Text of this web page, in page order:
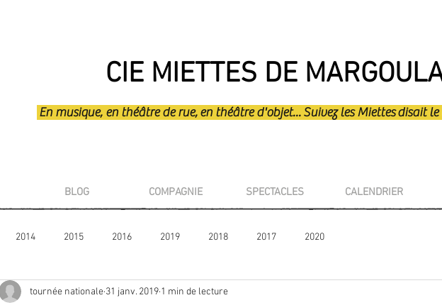
En musique, en théâtre de rue, en théâtre d'objet... Suivez les Miettes disait
CIE MIETTES DE
BLOG COMPAGNIE SPECTACLES CALENDRIER
2014 2015 2016 2019 2018 2017 2020
tournée nationale 31 janv. 2019 1 min de lecture